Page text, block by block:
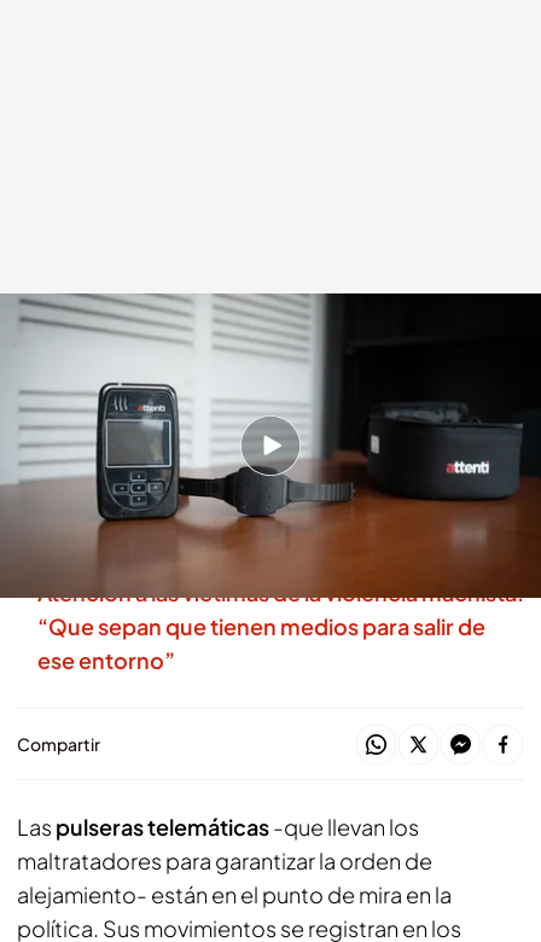
El PP ataca a Ana Redondo por el fallo de las pulseras antimaltrato
Press
Redacción digital Noticias Cuatro Europa Press
19 SEP 2025 - 14:44h.
La ministra Ana Redondo le echa la culpa a la
Fiscalía por hacer una valoración sin datos y
generar alarma
Atención a las víctimas de la violencia machista:
“Que sepan que tienen medios para salir de
ese entorno”
Compartir
Las pulseras telemáticas-que llevan los
maltratadores para garantizar la orden de
alejamiento- están en el punto de mira en la
política. Sus movimientos se registran en los